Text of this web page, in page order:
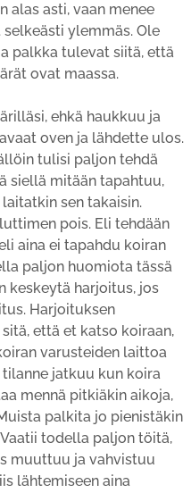
alas asti, vaan menee
ylemmäs. Ole
palkka tulevat siitä, että
ovat maassa.
ehkä haukkuu ja
oven ja lähdette ulos.
tulisi paljon tehdä
siellä mitään tapahtuu,
sen takaisin.
pois. Eli tehdään
aina ei tapahdu koiran
paljon huomiota tässä
keskeytä harjoitus, jos
Harjoituksen
että et katso koiraan,
varusteiden laittoa
jatkuu kun koira
mennä pitkiäkin aikoja,
palkita jo pienistäkin
todella paljon töitä,
muuttuu ja vahvistuu
lähtemiseen aina